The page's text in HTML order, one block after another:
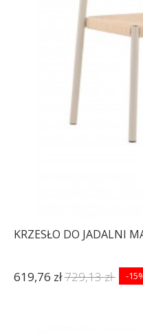
KRZESŁO DO JADALNI
619,76 zł729,13 zł -